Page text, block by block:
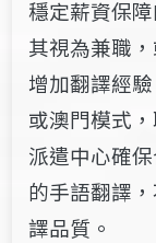
穩定薪資保
其視為兼職
增加翻譯經
或澳門模式
派遣中心確
的手語翻譯
譯品質。